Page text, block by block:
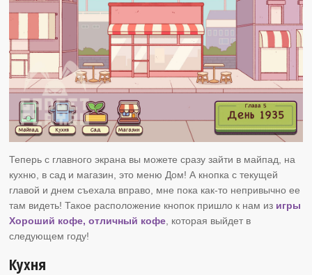
Теперь с главного экрана вы можете сразу зайти в майпад, на
кухню, в сад и магазин, это меню Дом! А кнопка с текущей
главой и днем съехала вправо, мне пока как-то непривычно ее
там видеть! Такое расположение кнопок пришло к нам из игры
Хороший кофе, отличный кофе , которая выйдет в
следующем году!
Кухня